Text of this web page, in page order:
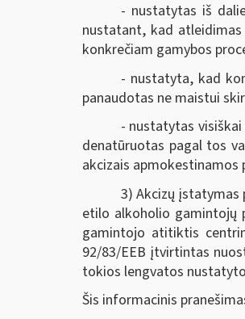
- nustatytas iš
nustatant, kad
konkrečiam gamybos
- nustatyta, kad
panaudotas ne maistui
- nustatytas
denatūruotas pagal tos
akcizais
3) Akcizų įstatymas
etilo alkoholio gamintojų
gamintojo atitiktis
92/83/EEB įtvirtintas
tokios lengvatos
Šis informacinis